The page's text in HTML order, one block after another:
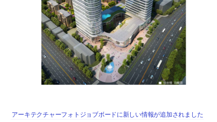
アーキテクチャーフォトジョブボードに新しい情報が追加されました